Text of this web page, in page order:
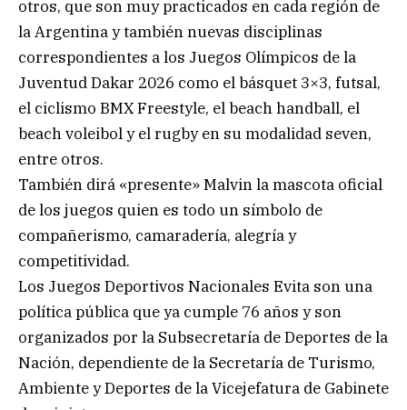
otros, que son muy practicados en cada región de
la Argentina y también nuevas disciplinas
correspondientes a los Juegos Olímpicos de la
Juventud Dakar 2026 como el básquet 3×3, futsal,
el ciclismo BMX Freestyle, el beach handball, el
beach voleibol y el rugby en su modalidad seven,
entre otros.
También dirá «presente» Malvin la mascota oficial
de los juegos quien es todo un símbolo de
compañerismo, camaradería, alegría y
competitividad.
Los Juegos Deportivos Nacionales Evita son una
política pública que ya cumple 76 años y son
organizados por la Subsecretaría de Deportes de la
Nación, dependiente de la Secretaría de Turismo,
Ambiente y Deportes de la Vicejefatura de Gabinete